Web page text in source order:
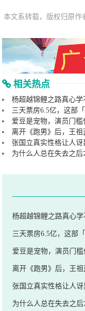
本文系转载，版权归原
相关热点
杨超越锦鲤之路真心
三天票房6.5亿，这部
爱豆是宠物，演员门槛
离开《跑男》后，王祖
张国立真实性格让人
为什么人总在失去之后
杨超越锦鲤之路真心
三天票房6.5亿，这部
爱豆是宠物，演员门
离开《跑男》后，王
张国立真实性格让人
为什么人总在失去之